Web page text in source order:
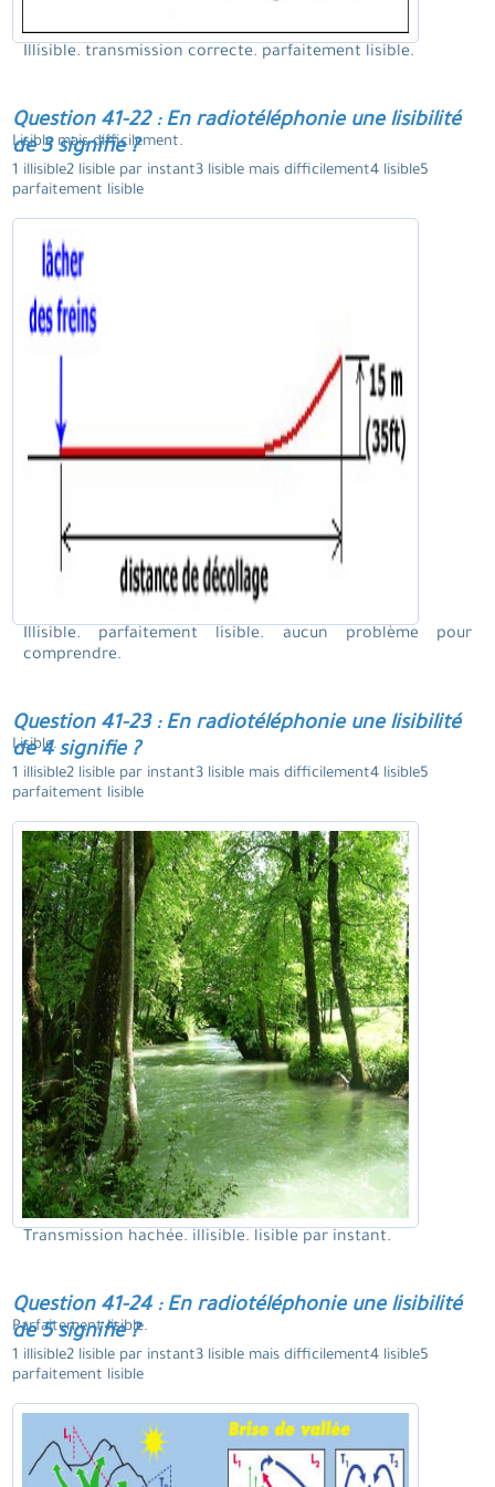
Illisible. transmission correcte. parfaitement lisible.
Question 41-22 : En radiotéléphonie une lisibilité
de 3 signifie ?
Lisible mais difficilement.
1 illisible2 lisible par instant3 lisible mais difficilement4 lisible5
parfaitement lisible
Illisible. parfaitement lisible. aucun problème pour
comprendre.
Question 41-23 : En radiotéléphonie une lisibilité
de 4 signifie ?
Lisible.
1 illisible2 lisible par instant3 lisible mais difficilement4 lisible5
parfaitement lisible
Transmission hachée. illisible. lisible par instant.
Question 41-24 : En radiotéléphonie une lisibilité
de 5 signifie ?
Parfaitement lisible.
1 illisible2 lisible par instant3 lisible mais difficilement4 lisible5
parfaitement lisible